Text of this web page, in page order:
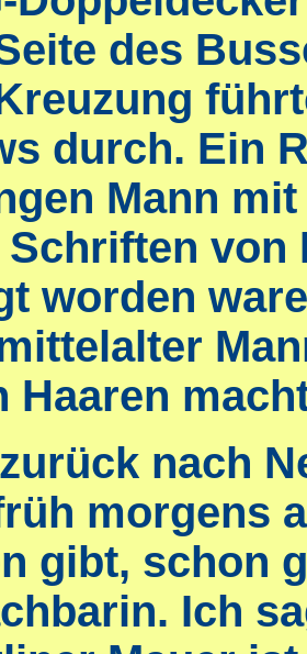
des
durch. Ein
Mann
Schriften von
worden
Haaren
nach
morgens
gibt, schon
Ich